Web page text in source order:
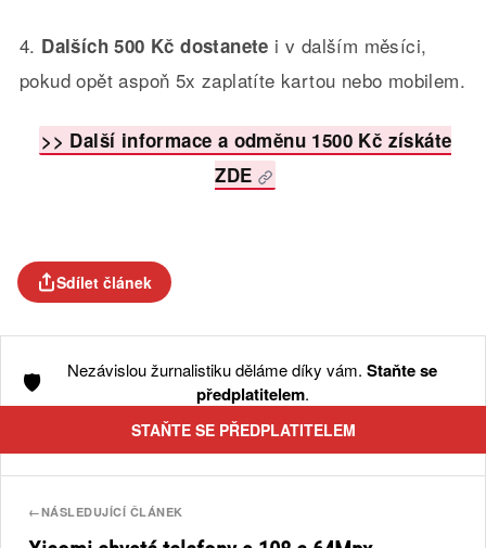
4. Dalších 500 Kč dostanete i v dalším měsíci,
pokud opět aspoň 5x zaplatíte kartou nebo mobilem.
>> Další informace a odměnu 1500 Kč získáte
ZDE
Sdílet článek
🛡️ Nezávislou žurnalistiku děláme díky vám. Staňte se
předplatitelem.
STAŇTE SE PŘEDPLATITELEM
←NÁSLEDUJÍCÍ ČLÁNEK